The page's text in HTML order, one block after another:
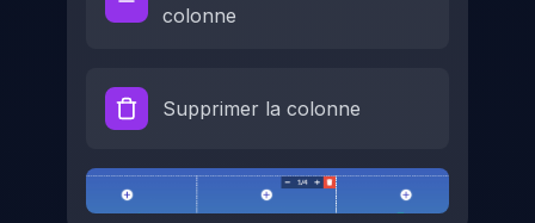
colonne
Supprimer la colonne